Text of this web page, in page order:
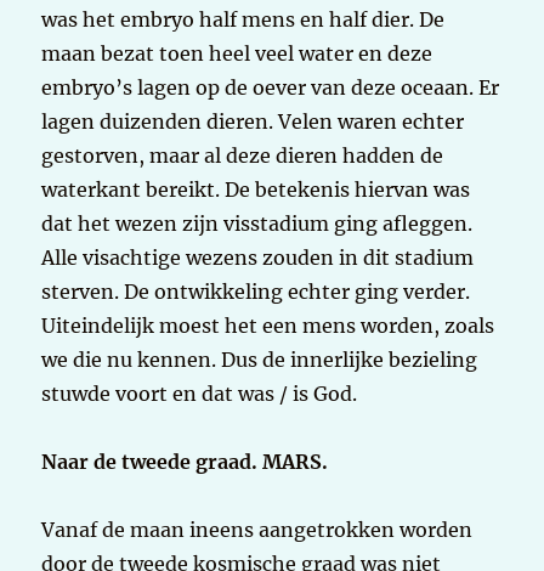
was het embryo half mens en half dier. De
maan bezat toen heel veel water en deze
embryo’s lagen op de oever van deze oceaan. Er
lagen duizenden dieren. Velen waren echter
gestorven, maar al deze dieren hadden de
waterkant bereikt. De betekenis hiervan was
dat het wezen zijn visstadium ging afleggen.
Alle visachtige wezens zouden in dit stadium
sterven. De ontwikkeling echter ging verder.
Uiteindelijk moest het een mens worden, zoals
we die nu kennen. Dus de innerlijke bezieling
stuwde voort en dat was / is God.
Naar de tweede graad. MARS.
Vanaf de maan ineens aangetrokken worden
door de tweede kosmische graad was niet